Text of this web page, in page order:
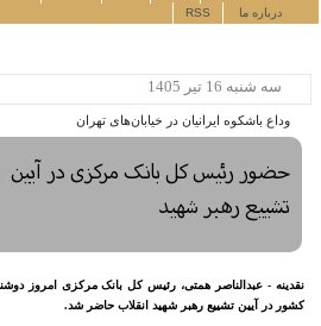
عبدالناصر همتی، رئیس کل بانک مرکزی امروز دوشنبه ۱۵ تیرماه همراه با مردم داغدار